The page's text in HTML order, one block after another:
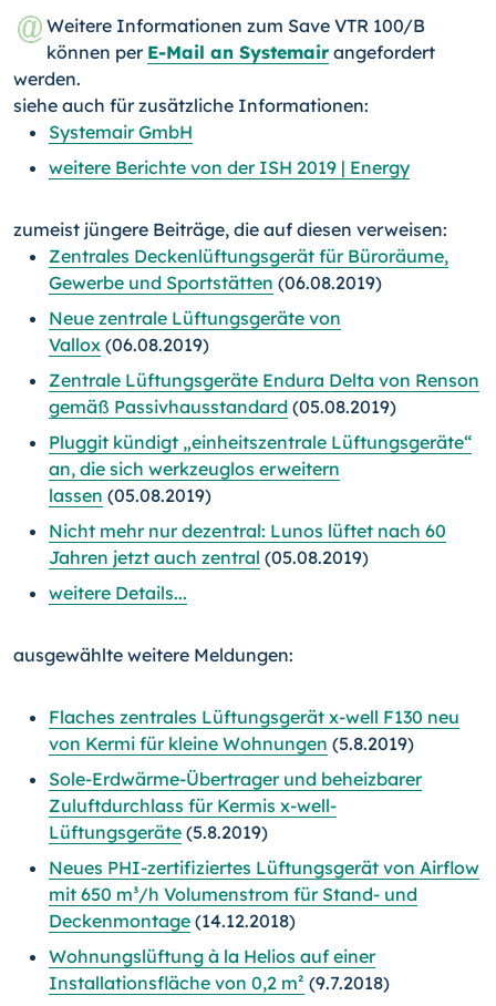
Weitere Informationen zum Save VTR 100/B
können per E-Mail an Systemair angefordert
werden.
siehe auch für zusätzliche Informationen:
Systemair GmbH
weitere Berichte von der ISH 2019 | Energy
zumeist jüngere Beiträge, die auf diesen verweisen:
Zentrales Deckenlüftungsgerät für Büroräume,
Gewerbe und Sportstätten (06.08.2019)
Neue zentrale Lüftungsgeräte von
Vallox (06.08.2019)
Zentrale Lüftungsgeräte Endura Delta von Renson
gemäß Passivhausstandard (05.08.2019)
Pluggit kündigt „einheitszentrale Lüftungsgeräte“
an, die sich werkzeuglos erweitern
lassen (05.08.2019)
Nicht mehr nur dezentral: Lunos lüftet nach 60
Jahren jetzt auch zentral (05.08.2019)
weitere Details...
ausgewählte weitere Meldungen:
Flaches zentrales Lüftungsgerät x-well F130 neu
von Kermi für kleine Wohnungen (5.8.2019)
Sole-Erdwärme-Übertrager und beheizbarer
Zuluftdurchlass für Kermis x-well-
Lüftungsgeräte (5.8.2019)
Neues PHI-zertifiziertes Lüftungsgerät von Airflow
mit 650 m³/h Volumenstrom für Stand- und
Deckenmontage (14.12.2018)
Wohnungslüftung à la Helios auf einer
Installationsfläche von 0,2 m² (9.7.2018)